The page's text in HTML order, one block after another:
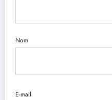
Nom
E-mail